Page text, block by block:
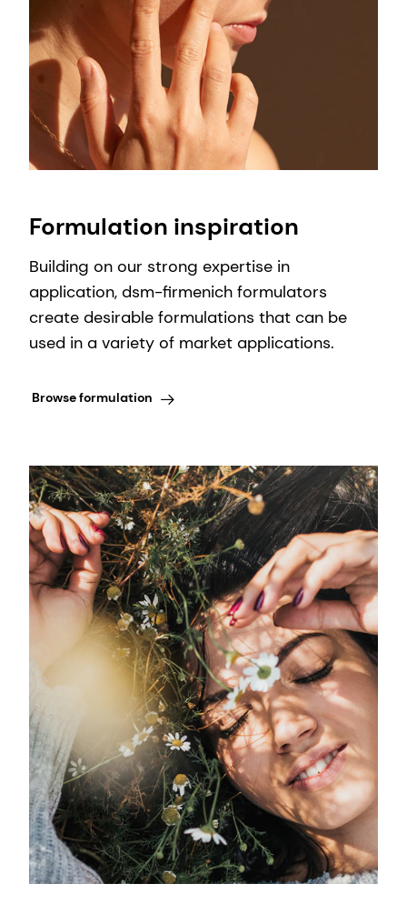
Formulation inspiration
Building on our strong expertise in
application, dsm-firmenich formulators
create desirable formulations that can be
used in a variety of market applications.
Browse formulation